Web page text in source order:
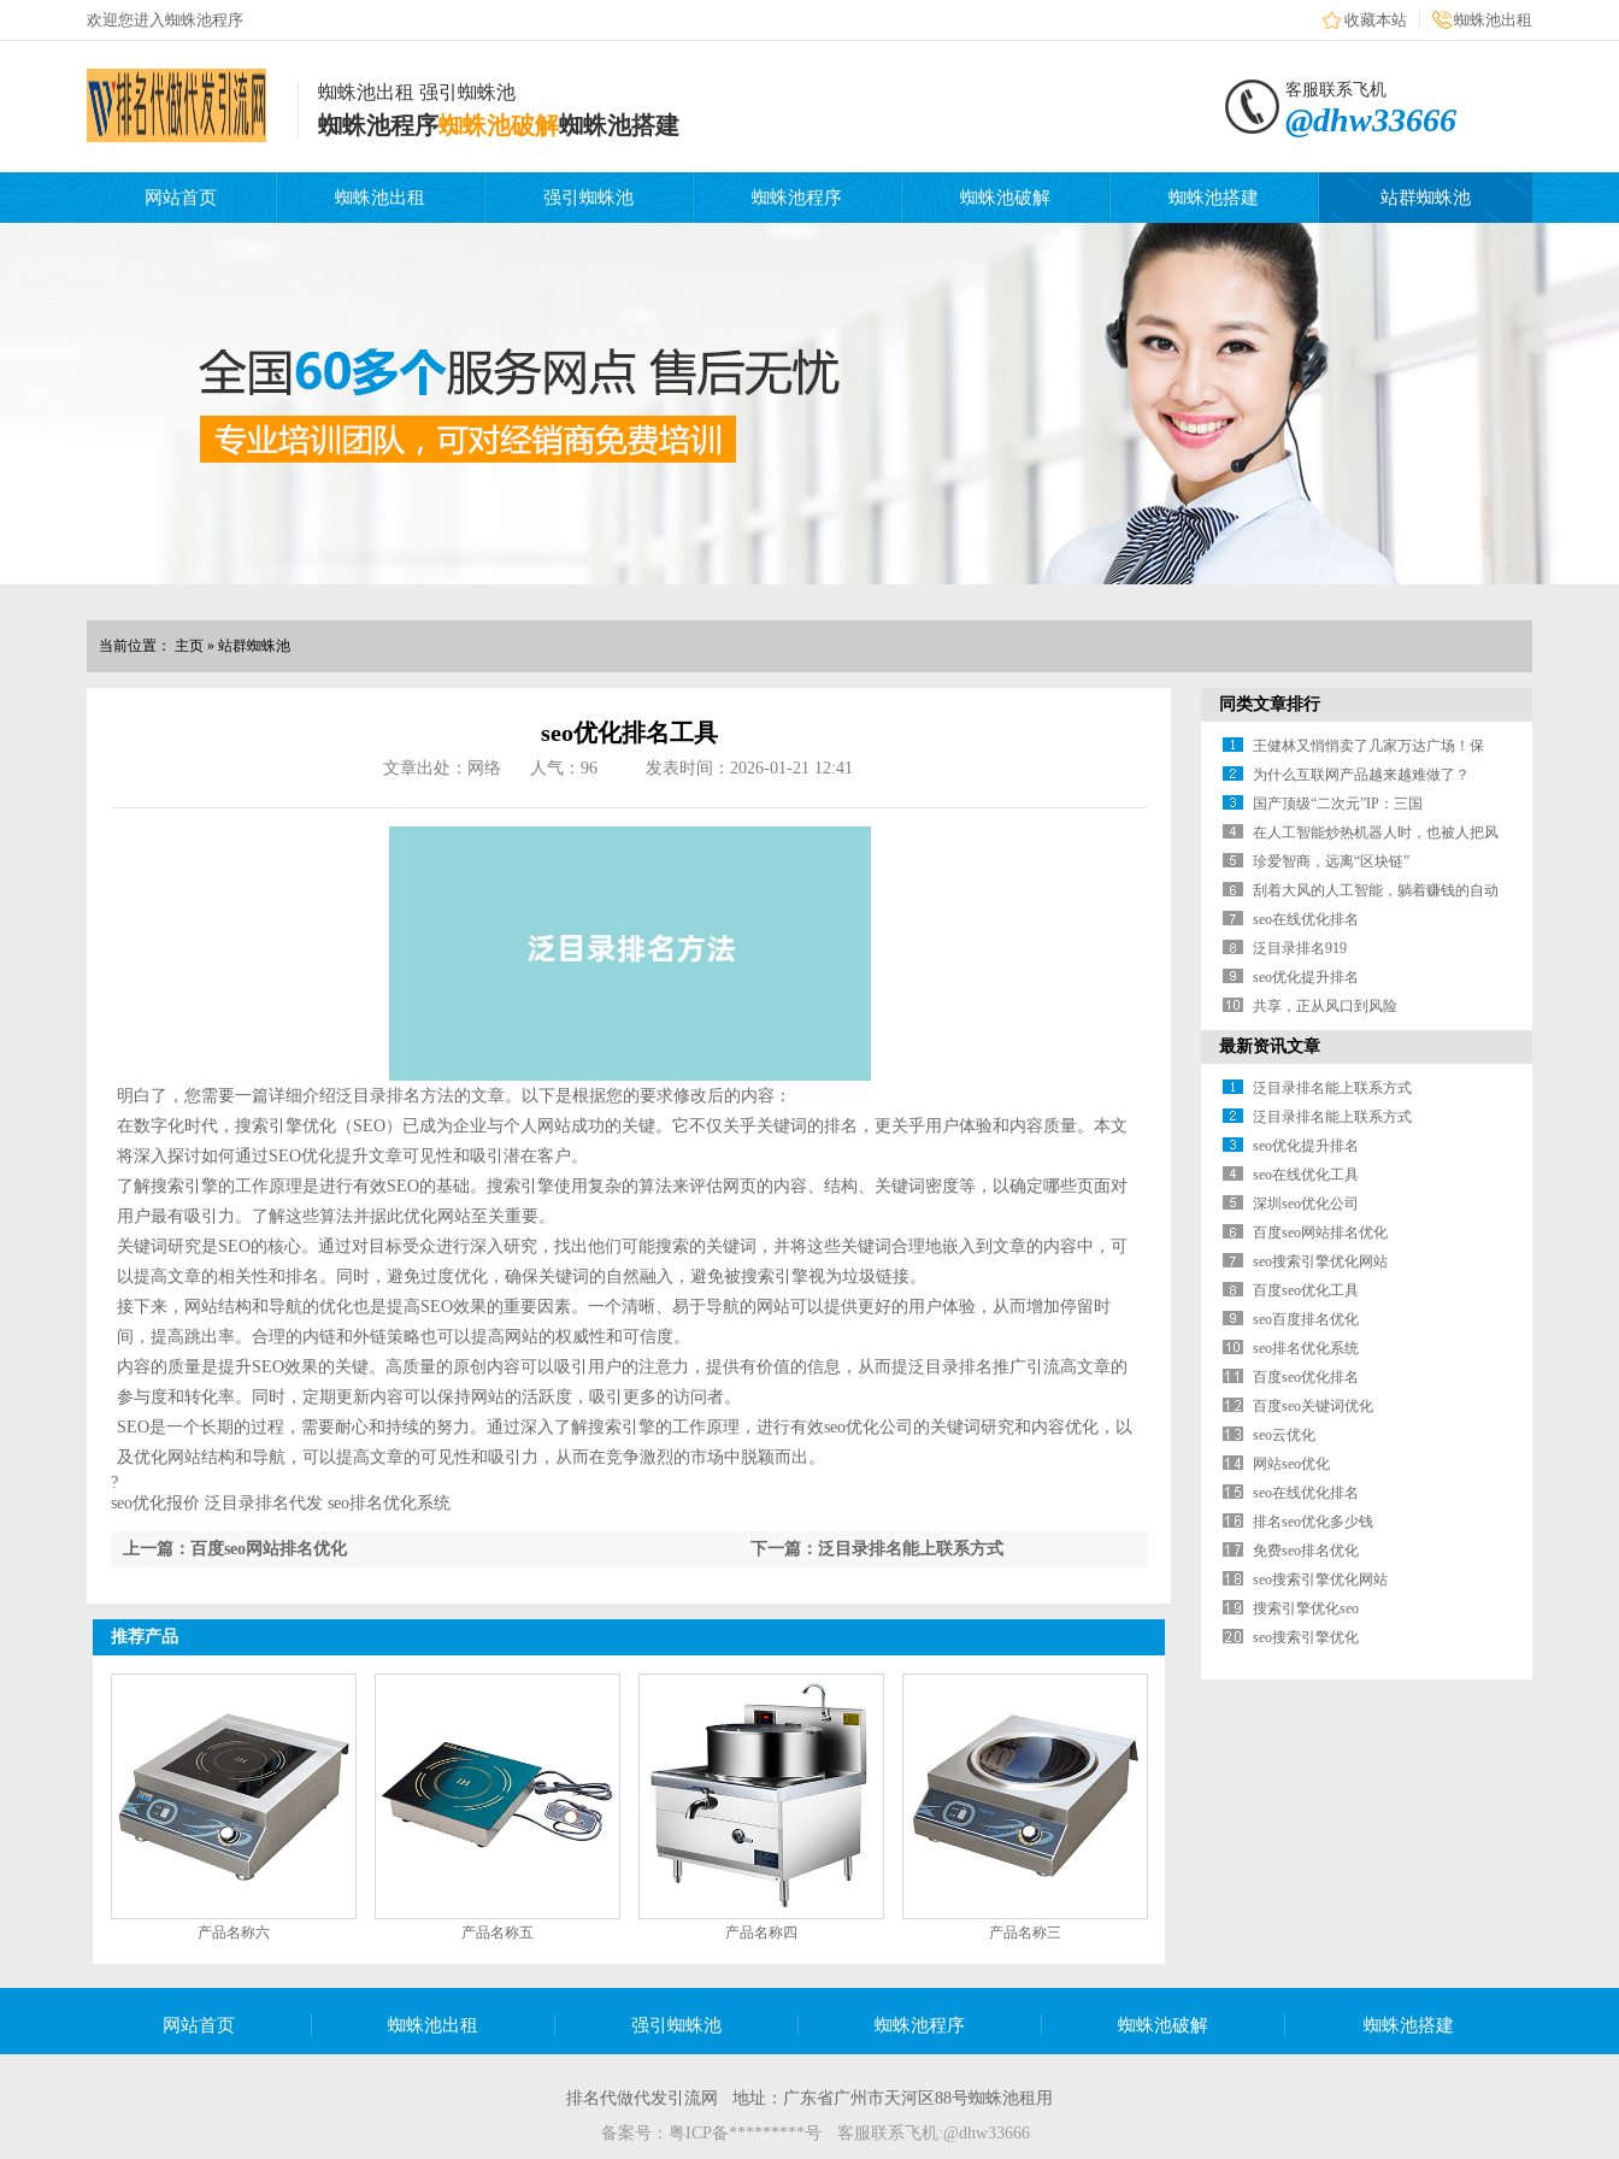
欢迎您进入蜘蛛池程序 收藏本站 蜘蛛池出租
蜘蛛池出租 强引蜘蛛池
蜘蛛池程序蜘蛛池破解蜘蛛池搭建
客服联系飞机
@dhw33666
网站首页 蜘蛛池出租 强引蜘蛛池 蜘蛛池程序 蜘蛛池破解 蜘蛛池搭建 站群蜘蛛池
当前位置： 主页 » 站群蜘蛛池
seo优化排名工具
文章出处：网络 人气： 96 发表时间：2026-01-21 12:41
明白了，您需要一篇详细介绍泛目录排名方法的文章。以下是根据您的要求修改后的内容：
在数字化时代，搜索引擎优化（SEO）已成为企业与个人网站成功的关键。它不仅关乎关键词的排名，更关乎用户体验和内容质量。本文
将深入探讨如何通过SEO优化提升文章可见性和吸引潜在客户。
了解搜索引擎的工作原理是进行有效SEO的基础。搜索引擎使用复杂的算法来评估网页的内容、结构、关键词密度等，以确定哪些页面对
用户最有吸引力。了解这些算法并据此优化网站至关重要。
关键词研究是SEO的核心。通过对目标受众进行深入研究，找出他们可能搜索的关键词，并将这些关键词合理地嵌入到文章的内容中，可
以提高文章的相关性和排名。同时，避免过度优化，确保关键词的自然融入，避免被搜索引擎视为垃圾链接。
接下来，网站结构和导航的优化也是提高SEO效果的重要因素。一个清晰、易于导航的网站可以提供更好的用户体验，从而增加停留时
间，提高跳出率。合理的内链和外链策略也可以提高网站的权威性和可信度。
内容的质量是提升SEO效果的关键。高质量的原创内容可以吸引用户的注意力，提供有价值的信息，从而提泛目录排名推广引流高文章的
参与度和转化率。同时，定期更新内容可以保持网站的活跃度，吸引更多的访问者。
SEO是一个长期的过程，需要耐心和持续的努力。通过深入了解搜索引擎的工作原理，进行有效seo优化公司的关键词研究和内容优化，以
及优化网站结构和导航，可以提高文章的可见性和吸引力，从而在竞争激烈的市场中脱颖而出。
?
seo优化报价 泛目录排名代发 seo排名优化系统
下一篇：泛目录排名能上联系方式
上一篇：百度seo网站排名优化
推荐产品
产品名称六 产品名称五 产品名称四 产品名称三
同类文章排行
王健林又悄悄卖了几家万达广场！保
险、信托
为什么互联网产品越来越难做了？
国产顶级“二次元”IP：三国
在人工智能炒热机器人时，也被人把风
带进了
珍爱智商，远离“区块链”
刮着大风的人工智能，躺着赚钱的自动
驾驶
seo在线优化排名
泛目录排名919
seo优化提升排名
共享，正从风口到风险
最新资讯文章
泛目录排名能上联系方式
泛目录排名能上联系方式
seo优化提升排名
seo在线优化工具
深圳seo优化公司
百度seo网站排名优化
seo搜索引擎优化网站
百度seo优化工具
seo百度排名优化
seo排名优化系统
百度seo优化排名
百度seo关键词优化
seo云优化
网站seo优化
seo在线优化排名
排名seo优化多少钱
免费seo排名优化
seo搜索引擎优化网站
搜索引擎优化seo
seo搜索引擎优化
网站首页 蜘蛛池出租 强引蜘蛛池 蜘蛛池程序 蜘蛛池破解 蜘蛛池搭建
排名代做代发引流网 地址：广东省广州市天河区88号蜘蛛池租用
备案号： 粤ICP备*********号 客服联系飞机:@dhw33666